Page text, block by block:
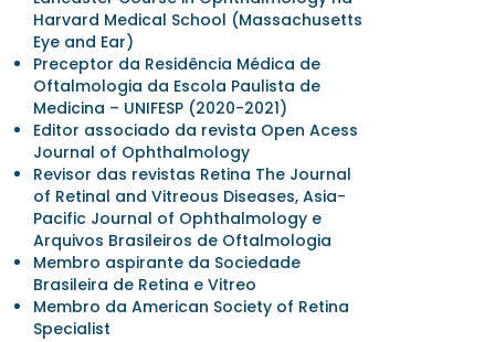
Harvard Medical School (Massachusetts
Eye and Ear)
Preceptor da Residência Médica de
Oftalmologia da Escola Paulista de
Medicina – UNIFESP (2020-2021)
Editor associado da revista Open Acess
Journal of Ophthalmology
Revisor das revistas Retina The Journal
of Retinal and Vitreous Diseases, Asia-
Pacific Journal of Ophthalmology e
Arquivos Brasileiros de Oftalmologia
Membro aspirante da Sociedade
Brasileira de Retina e Vitreo
Membro da American Society of Retina
Specialist